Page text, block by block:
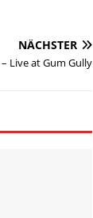
NÄCHSTER
Live at Gum Gully